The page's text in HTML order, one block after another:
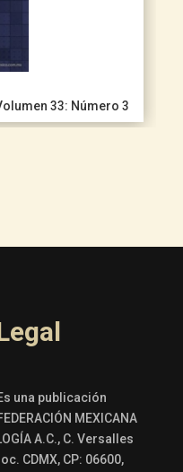
33: Número 3
una publicación
MEXICANA
A.C., C. Versalles
CDMX, CP: 06600,